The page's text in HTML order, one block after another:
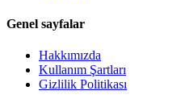
Genel sayfalar
Hakkımızda
Kullanım Şartları
Gizlilik Politikası